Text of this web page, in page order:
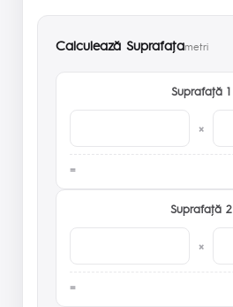
Calculează Suprafaţametri
Suprafaţă 1
×
Suprafaţă 2
×